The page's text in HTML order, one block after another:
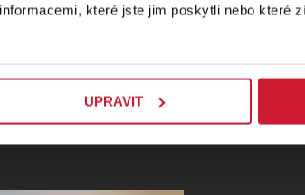
které jste jim poskytli nebo které
UPRAVIT
do Prádla a zpět.